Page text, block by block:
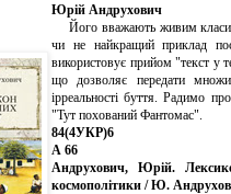
Юрій Андрухович
Його вважають живим
чи не найкращий приклад
використовує прийом "текст у
що дозволяє передати
ірреальності буття. Радимо
"Тут похований Фантомас".
84(4УКР)6
А 66
Андрухович, Юрій.
космополітики / Ю.